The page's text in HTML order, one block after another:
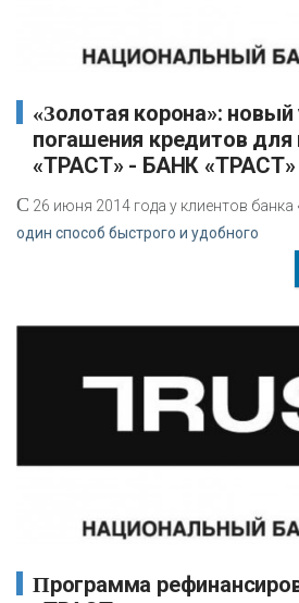
«Золотая корона»: новый удобный канал
погашения кредитов для
«ТРАСТ» - БАНК «ТРАСТ»
С 26 июня 2014 года у клиентов
один способ быстрого и удобного
Программа рефинансирования от банка